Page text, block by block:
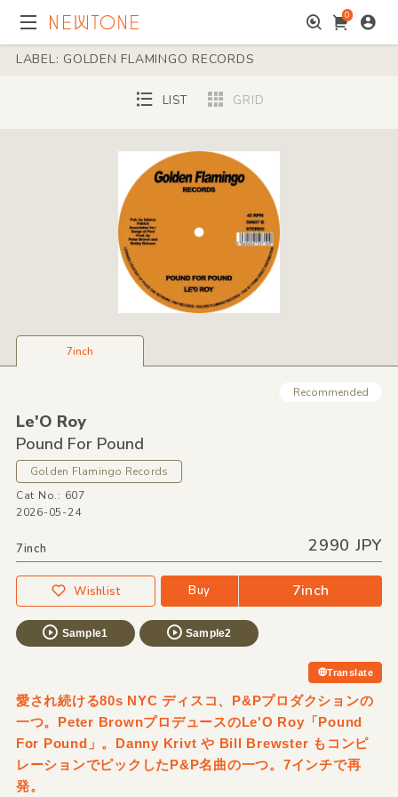
0
LABEL: GOLDEN FLAMINGO RECORDS
LIST GRID
7inch
Recommended
Le'O Roy
Pound For Pound
Golden Flamingo Records
Cat No.: 607
2026-05-24
7inch 2990 JPY
Wishlist Buy 7inch
Sample1 Sample2
Translate
愛され続ける80s NYC ディスコ、P&Pプロダクションの
一つ。Peter BrownプロデュースのLe'O Roy「Pound
For Pound」。Danny Krivt や Bill Brewster もコンピ
レーションでピックしたP&P名曲の一つ。7インチで再
発。